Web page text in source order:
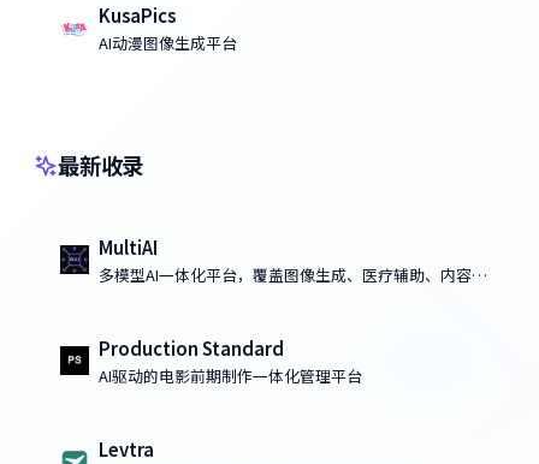
KusaPics
AI动漫图像生成平台
最新收录
MultiAI
多模型AI一体化平台，覆盖图像生成、医疗辅助、内容创
Production Standard
AI驱动的电影前期制作一体化管理平台
Levtra